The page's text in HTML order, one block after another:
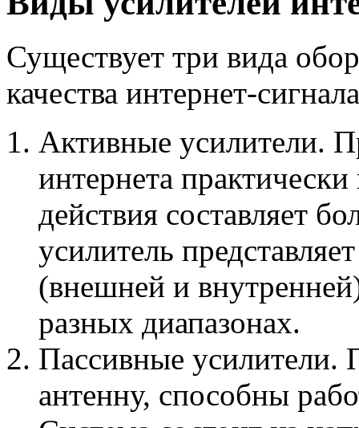
Существует три вида
качества интернет-
Активные усилители.
интернета
действия составляет
усилитель
(внешней и
разных диапазонах.
Пассивные усилители.
антенну, способны